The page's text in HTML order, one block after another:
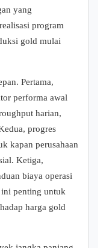
yang
program
gold mulai
Pertama,
performa awal
harian,
progres
kapan perusahaan
Ketiga,
biaya operasi
penting untuk
harga gold